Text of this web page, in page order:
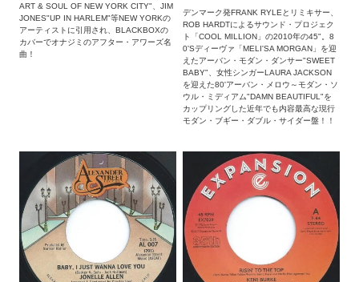
ART & SOUL OF NEW YORK CITY"、JIM
JONES"UP IN HARLEM"等NEW YORKの
アーティストに引用され、BLACKBOXの
カバーでオナジミのアフター・アワーズ名
曲！
デンマーク発FRANK RYLEとリミキサー、
ROB HARDTによるサウンド・プロジェク
ト「COOL MILLION」の2010年の45"。8
0'Sディーヴァ「MELI'SA MORGAN」を迎
えたアーバン・モダン・ダンサー"SWEET
BABY"、女性シンガーLAURA JACKSON
を迎えた80'アーバン・メロウ～モダン・ソ
ウル・ミディアム"DAMN BEAUTIFUL"を
カップリングした近年でも内容最高な現行
モダン・ブギー・ダブル・サイダー盤！！